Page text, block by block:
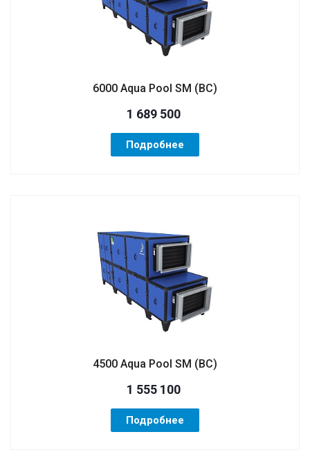
6000 Aqua Pool SM (ВС)
1 689 500
Подробнее
4500 Aqua Pool SM (ВС)
1 555 100
Подробнее